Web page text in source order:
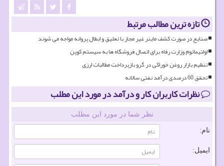
تازه ترین مطالب مرتبط
صنایع در صورت کشف ماینر غیر مجاز با تعلیق و ابطال پروانه مواجه می شوند
اولتیماتوم وزارت رفاه برای اتصال فروشگاه ها به سیستم کوپن
تنظیم بازار روغن خوراکی در گرو بازپرداخت مطالبات ارزی
تحقق 60 درصدی درآمد نفتی سالانه
نظرات کاربران کار و درآمد در مورد این مطلب
نظر شما در مورد این مطلب
نام:
ایمیل: